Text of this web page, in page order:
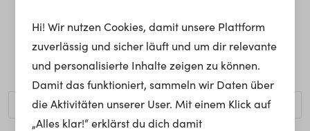
Ups, die gewünschte Seite kann nicht gefunden werden.
Möchtest du nach einem bestimmten Begriff suchen?
Hi! Wir nutzen Cookies, damit unsere Plattform
zuverlässig und sicher läuft und um dir relevante
und personalisierte Inhalte zeigen zu können.
Damit das funktioniert, sammeln wir Daten über
die Aktivitäten unserer User. Mit einem Klick auf
„Alles klar!“ erklärst du dich damit